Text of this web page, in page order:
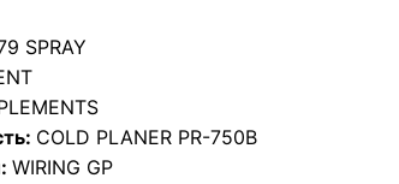
SPRAY
COLD PLANER PR-750B
WIRING GP